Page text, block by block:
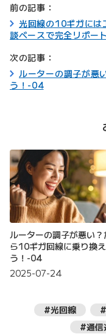
前の記事：
光回線の10ギガには
談ベースで完全リポー
次の記事：
ルーターの調子が悪
う！-04
ルーターの調子が悪い？
ら10ギガ回線に乗り換
う！-04
2025-07-24
#光回線
#通信